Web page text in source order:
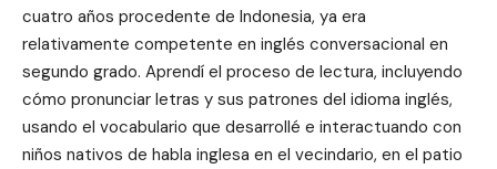
cuatro años procedente de Indonesia, ya era
relativamente competente en inglés conversacional en
segundo grado. Aprendí el proceso de lectura, incluyendo
cómo pronunciar letras y sus patrones del idioma inglés,
usando el vocabulario que desarrollé e interactuando con
niños nativos de habla inglesa en el vecindario, en el patio